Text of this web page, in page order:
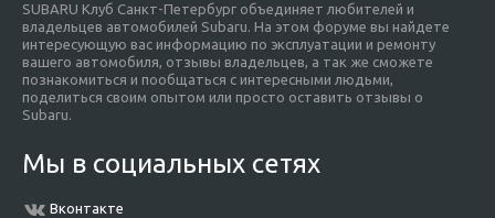
SUBARU Клуб Санкт-Петербург объединяет любителей и
владельцев автомобилей Subaru. На этом форуме вы найдете
интересующую вас информацию по эксплуатации и ремонту
вашего автомобиля, отзывы владельцев, а так же сможете
познакомиться и пообщаться с интересными людьми,
поделиться своим опытом или просто оставить отзывы о
Subaru.
Мы в социальных сетях
Вконтакте